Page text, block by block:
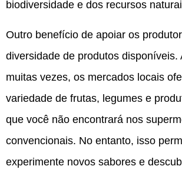
biodiversidade e dos recursos
Outro benefício de apoiar os
diversidade de produtos disponíveis.
muitas vezes, os mercados locais
variedade de frutas, legumes e
que você não encontrará nos
convencionais. No entanto, isso
experimente novos sabores e